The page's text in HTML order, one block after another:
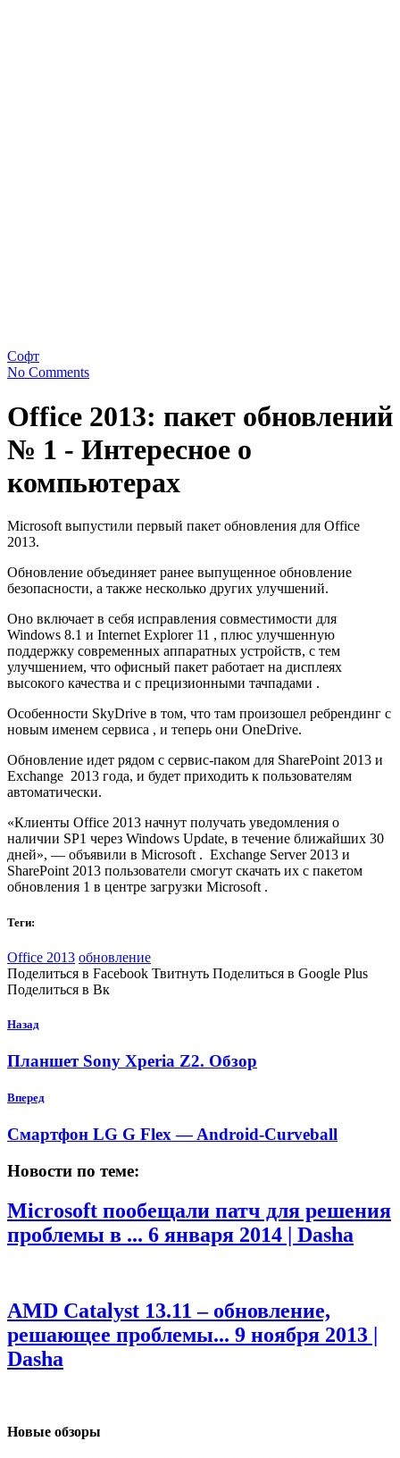
Софт
No Comments
Office 2013: пакет обновлений
№ 1 - Интересное о
компьютерах
Microsoft выпустили первый пакет обновления для Office
2013.
Обновление объединяет ранее выпущенное обновление
безопасности, а также несколько других улучшений.
Оно включает в себя исправления совместимости для
Windows 8.1 и Internet Explorer 11 , плюс улучшенную
поддержку современных аппаратных устройств, с тем
улучшением, что офисный пакет работает на дисплеях
высокого качества и с прецизионными тачпадами .
Особенности SkyDrive в том, что там произошел ребрендинг с
новым именем сервиса , и теперь они OneDrive.
Обновление идет рядом с сервис-паком для SharePoint 2013 и
Exchange 2013 года, и будет приходить к пользователям
автоматически.
«Клиенты Office 2013 начнут получать уведомления о
наличии SP1 через Windows Update, в течение ближайших 30
дней», — объявили в Microsoft . Exchange Server 2013 и
SharePoint 2013 пользователи смогут скачать их с пакетом
обновления 1 в центре загрузки Microsoft .
Теги:
Office 2013 обновление
Поделиться в Facebook Твитнуть Поделиться в Google Plus
Поделиться в Вк
Назад
Планшет Sony Xperia Z2. Обзор
Вперед
Смартфон LG G Flex — Android-Curveball
Новости по теме:
Microsoft пообещали патч для решения
проблемы в ... 6 января 2014 | Dasha
AMD Catalyst 13.11 – обновление,
решающее проблемы... 9 ноября 2013 |
Dasha
Новые обзоры